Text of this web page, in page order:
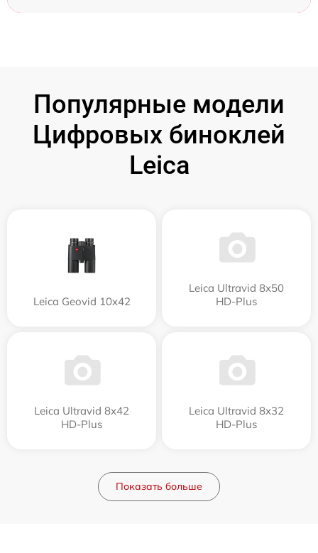
Популярные модели
Цифровых биноклей
Leica
Leica Geovid 10x42
Leica Ultravid 8x50
HD-Plus
Leica Ultravid 8x42
HD-Plus
Leica Ultravid 8x32
HD-Plus
Показать больше